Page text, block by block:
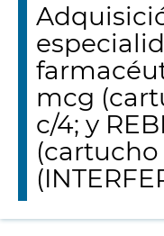
mcg
c/4; y
(cartucho